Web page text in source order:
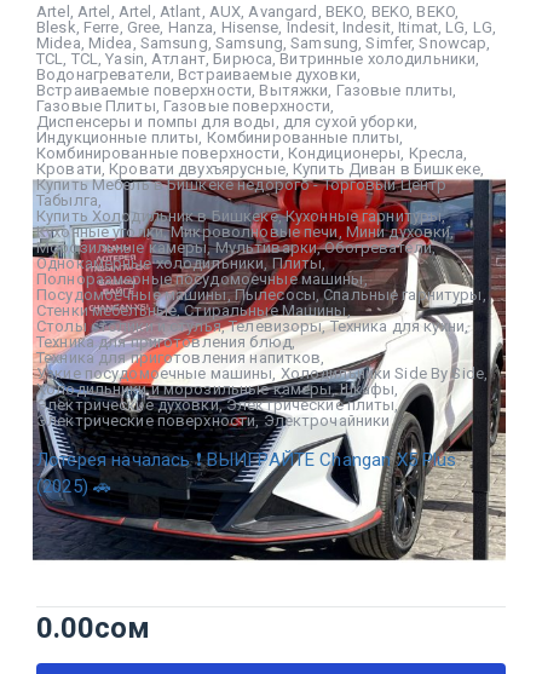
Artel Artel Artel Atlant AUX Avangard BEKO BEKO BEKO,
Blesk Ferre Gree Hanza Hisense Indesit, Indesit, Itimat, LG LG
Midea Midea Samsung ,Samsung ,Samsung ,Simfer,Snowcap
TCL
TCL ,Yasin Атлант ,Бирюса ,Витринные холодильники ,
Водонагреватели Встраиваемые духовки
Встраиваемые поверхности Вытяжки Газовые плиты
Газовые Плиты Газовые поверхности
Диспенсеры и помпы для воды
для сухой уборки
Индукционные плиты Комбинированные плиты
Комбинированные поверхности Кондиционеры Кресла
Кровати, Кровати двухъярусные, Купить Диван в Бишкеке,
Купить Мебель в Бишкеке недорого - Торговый Центр
Табылга
Купить Холодильник в Бишкеке,Кухонные гарнитуры,
Кухонные уголки,Микроволновые печи Мини духовки,
Морозильные камеры,Мультиварки,Обогреватели,
Однокамерные холодильники,Плиты
Полноразмерные посудомоечные машины,
Посудомоечные машины,Пылесосы ,Спальные гарнитуры ,
Стенки мебельные,Стиральные Машины
Столы столики и стулья,Телевизоры,Техника для кухни ,
Техника для приготовления блюд,
Техника для приготовления напитков
Узкие посудомоечные машины Холодильники Side By Side,
Холодильники и морозильные камеры,Шкафы
Электрические духовки,Электрические плиты ,
Электрические поверхности,Электрочайники
Лотерея началась ❗ ВЫИГРАЙТЕ Changan X5 Plus
(2025) 🚗
0.00сом